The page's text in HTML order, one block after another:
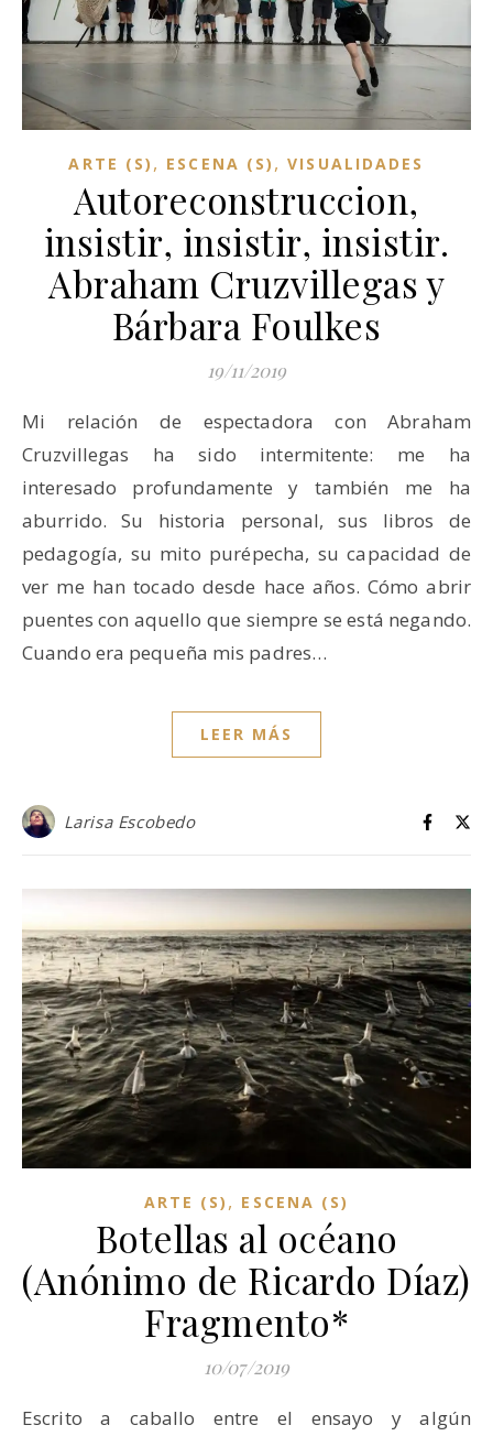
ARTE (S) , ESCENA (S) ,VISUALIDADES
Autoreconstruccion,
insistir, insistir, insistir.
Abraham Cruzvillegas y
Bárbara Foulkes
19/11/2019
Mi relación de espectadora con Abraham
Cruzvillegas ha sido intermitente: me ha
interesado profundamente y también me ha
aburrido. Su historia personal, sus libros de
pedagogía, su mito purépecha, su capacidad de
ver me han tocado desde hace años. Cómo abrir
puentes con aquello que siempre se está negando.
Cuando era pequeña mis padres…
LEER MÁS
Larisa Escobedo
ARTE (S) , ESCENA (S)
Botellas al océano
(Anónimo de Ricardo Díaz)
Fragmento*
10/07/2019
Escrito a caballo entre el ensayo y algún